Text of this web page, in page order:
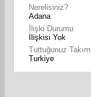
Nerelisiniz?
Adana
İlişki Durumu
İlişkisi Yok
Tuttuğunuz Takım
Turkiye